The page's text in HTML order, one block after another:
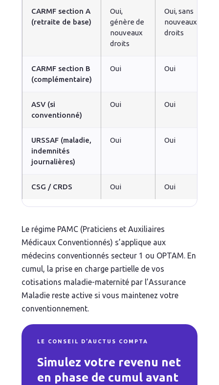
CARMF section A
(retraite de base)
Oui,
génère de
nouveaux
droits
Oui, sans
nouveaux
droits
CARMF section B
(complémentaire)
Oui Oui
ASV (si
conventionné)
Oui Oui
URSSAF (maladie,
indemnités
journalières)
Oui Oui
CSG / CRDS Oui Oui
Le régime PAMC (Praticiens et Auxiliaires
Médicaux Conventionnés) s’applique aux
médecins conventionnés secteur 1 ou OPTAM. En
cumul, la prise en charge partielle de vos
cotisations maladie-maternité par l’Assurance
Maladie reste active si vous maintenez votre
conventionnement.
LE CONSEIL D’AUCTUS COMPTA
Simulez votre revenu net
en phase de cumul avant